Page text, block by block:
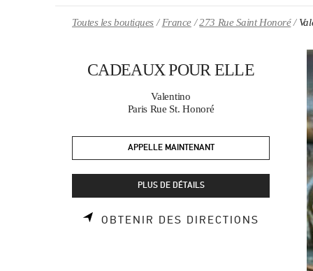
Toutes les boutiques France 273 Rue Saint Honoré
CADEAUX POUR ELLE
Valentino
Paris Rue St. Honoré
APPELLE MAINTENANT
PLUS DE DÉTAILS
OBTENIR DES DIRECTIONS LINK